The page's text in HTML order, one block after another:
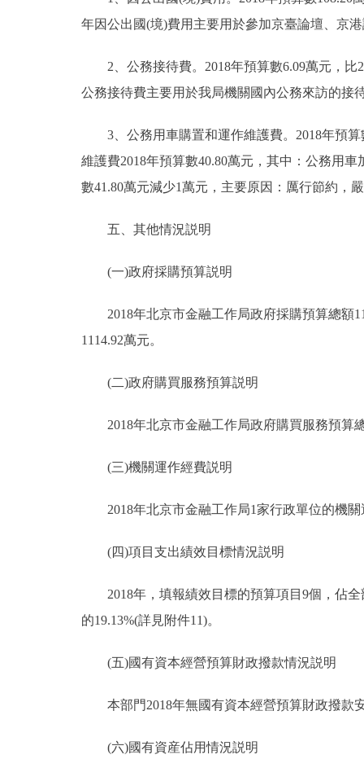
年因公出國(境)費用主要用於參加京臺論壇、京
2、公務接待費。2018年預算數6.09萬元，比
公務接待費主要用於我局機關國內公務來訪的接
3、公務用車購置和運作維護費。2018年預算
維護費2018年預算數40.80萬元，其中：公務用
數41.80萬元減少1萬元，主要原因：厲行節約，
五、其他情況説明
(一)政府採購預算説明
2018年北京市金融工作局政府採購預算總額
1114.92萬元。
(二)政府購買服務預算説明
2018年北京市金融工作局政府購買服務預算總
(三)機關運作經費説明
2018年北京市金融工作局1家行政單位的機關
(四)項目支出績效目標情況説明
2018年，填報績效目標的預算項目9個，佔全
的19.13%(詳見附件11)。
(五)國有資本經營預算財政撥款情況説明
本部門2018年無國有資本經營預算財政撥款
(六)國有資産佔用情況説明